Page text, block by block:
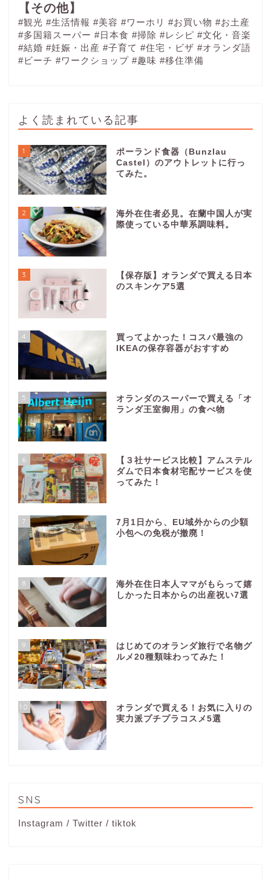
【その他】
#観光 #生活情報 #美容 #ワーホリ #お買い物 #お土産
#多国籍スーパー #日本食 #掃除 #レシピ #文化・音楽
#結婚 #妊娠・出産 #子育て #住宅・ビザ #オランダ語
#ビーチ #ワークショップ #趣味 #移住準備
よく読まれている記事
1
ポーランド食器（Bunzlau
Castel）のアウトレットに行っ
てみた。
2
海外在住者必見。在蘭中国人が実
際使っている中華系調味料。
3
【保存版】オランダで買える日本
のスキンケア5選
4
買ってよかった！コスパ最強の
IKEAの保存容器がおすすめ
5
オランダのスーパーで買える「オ
ランダ王室御用」の食べ物
6
【３社サービス比較】アムステル
ダムで日本食材宅配サービスを使
ってみた！
7
7月1日から、EU域外からの少額
小包への免税が撤廃！
8
海外在住日本人ママがもらって嬉
しかった日本からの出産祝い7選
9
はじめてのオランダ旅行で名物グ
ルメ20種類味わってみた！
10
オランダで買える！お気に入りの
実力派プチプラコスメ5選
SNS
Instagram / Twitter / tiktok